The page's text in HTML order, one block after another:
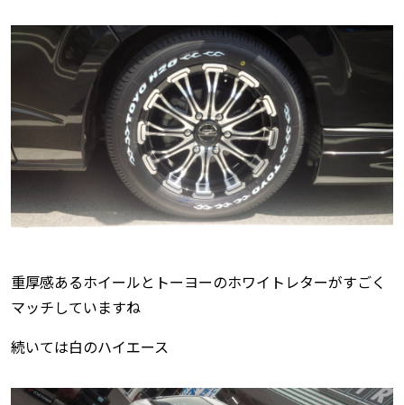
重厚感あるホイールとトーヨーのホワイトレターがすごく
マッチしていますね
続いては白のハイエース